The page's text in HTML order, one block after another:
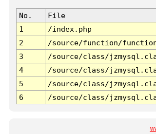
No. File
1
/index.php
2
/source/function/
3
/source/class/
4
/source/class/
5
/source/class/
6
/source/class/